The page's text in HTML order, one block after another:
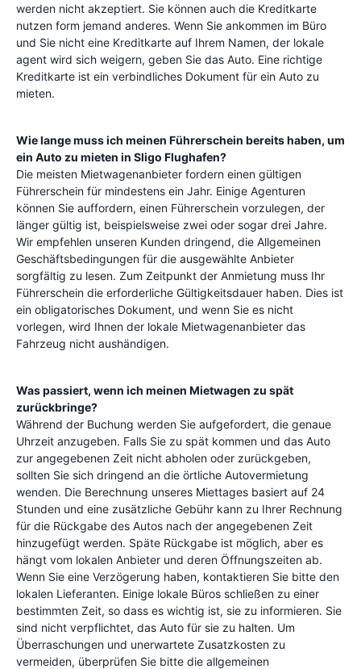
werden nicht akzeptiert. Sie können auch die Kreditkarte
nutzen form jemand anderes. Wenn Sie ankommen im Büro
und Sie nicht eine Kreditkarte auf Ihrem Namen, der lokale
agent wird sich weigern, geben Sie das Auto. Eine richtige
Kreditkarte ist ein verbindliches Dokument für ein Auto zu
mieten.
Wie lange muss ich meinen Führerschein bereits haben, um
ein Auto zu mieten in Sligo Flughafen?
Die meisten Mietwagenanbieter fordern einen gültigen
Führerschein für mindestens ein Jahr. Einige Agenturen
können Sie auffordern, einen Führerschein vorzulegen, der
länger gültig ist, beispielsweise zwei oder sogar drei Jahre.
Wir empfehlen unseren Kunden dringend, die Allgemeinen
Geschäftsbedingungen für die ausgewählte Anbieter
sorgfältig zu lesen. Zum Zeitpunkt der Anmietung muss Ihr
Führerschein die erforderliche Gültigkeitsdauer haben. Dies ist
ein obligatorisches Dokument, und wenn Sie es nicht
vorlegen, wird Ihnen der lokale Mietwagenanbieter das
Fahrzeug nicht aushändigen.
Was passiert, wenn ich meinen Mietwagen zu spät
zurückbringe?
Während der Buchung werden Sie aufgefordert, die genaue
Uhrzeit anzugeben. Falls Sie zu spät kommen und das Auto
zur angegebenen Zeit nicht abholen oder zurückgeben,
sollten Sie sich dringend an die örtliche Autovermietung
wenden. Die Berechnung unseres Miettages basiert auf 24
Stunden und eine zusätzliche Gebühr kann zu Ihrer Rechnung
für die Rückgabe des Autos nach der angegebenen Zeit
hinzugefügt werden. Späte Rückgabe ist möglich, aber es
hängt vom lokalen Anbieter und deren Öffnungszeiten ab.
Wenn Sie eine Verzögerung haben, kontaktieren Sie bitte den
lokalen Lieferanten. Einige lokale Büros schließen zu einer
bestimmten Zeit, so dass es wichtig ist, sie zu informieren. Sie
sind nicht verpflichtet, das Auto für sie zu halten. Um
Überraschungen und unerwartete Zusatzkosten zu
vermeiden, überprüfen Sie bitte die allgemeinen